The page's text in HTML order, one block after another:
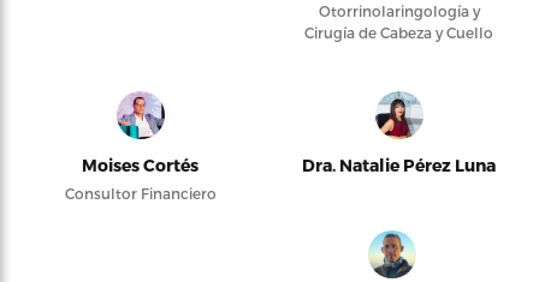
Otorrinolaringología y
Cirugía de Cabeza y Cuello
Moises Cortés
Consultor Financiero
Dra. Natalie Pérez Luna